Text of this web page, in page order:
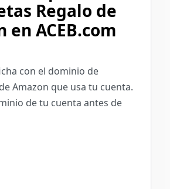
Regalo de
en ACEB.com
con el dominio de
Amazon que usa tu cuenta.
de tu cuenta antes de